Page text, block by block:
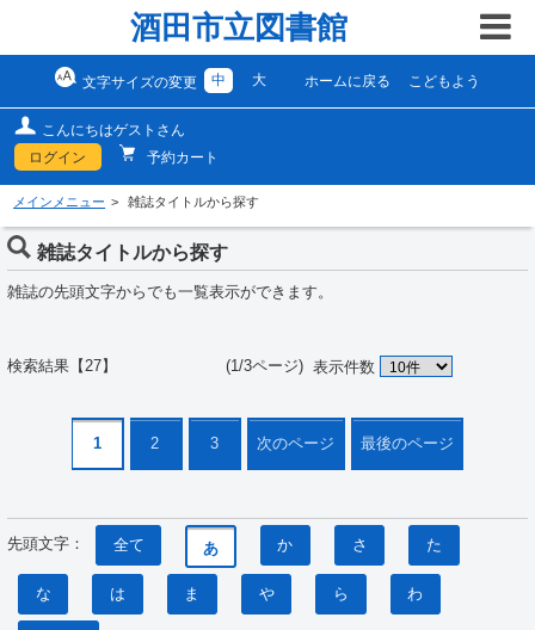
酒田市立図書館
文字サイズの変更 中 大 ホームに戻る こどもよう
こんにちはゲストさん
ログイン
予約カート
メインメニュー 雑誌タイトルから探す
雑誌タイトルから探す
雑誌の先頭文字からでも一覧表示ができます。
検索結果【27】 (1/3ページ) 表示件数
1 2 3 次のページ 最後のページ
先頭文字： 全て あ か さ た
な は ま や ら わ